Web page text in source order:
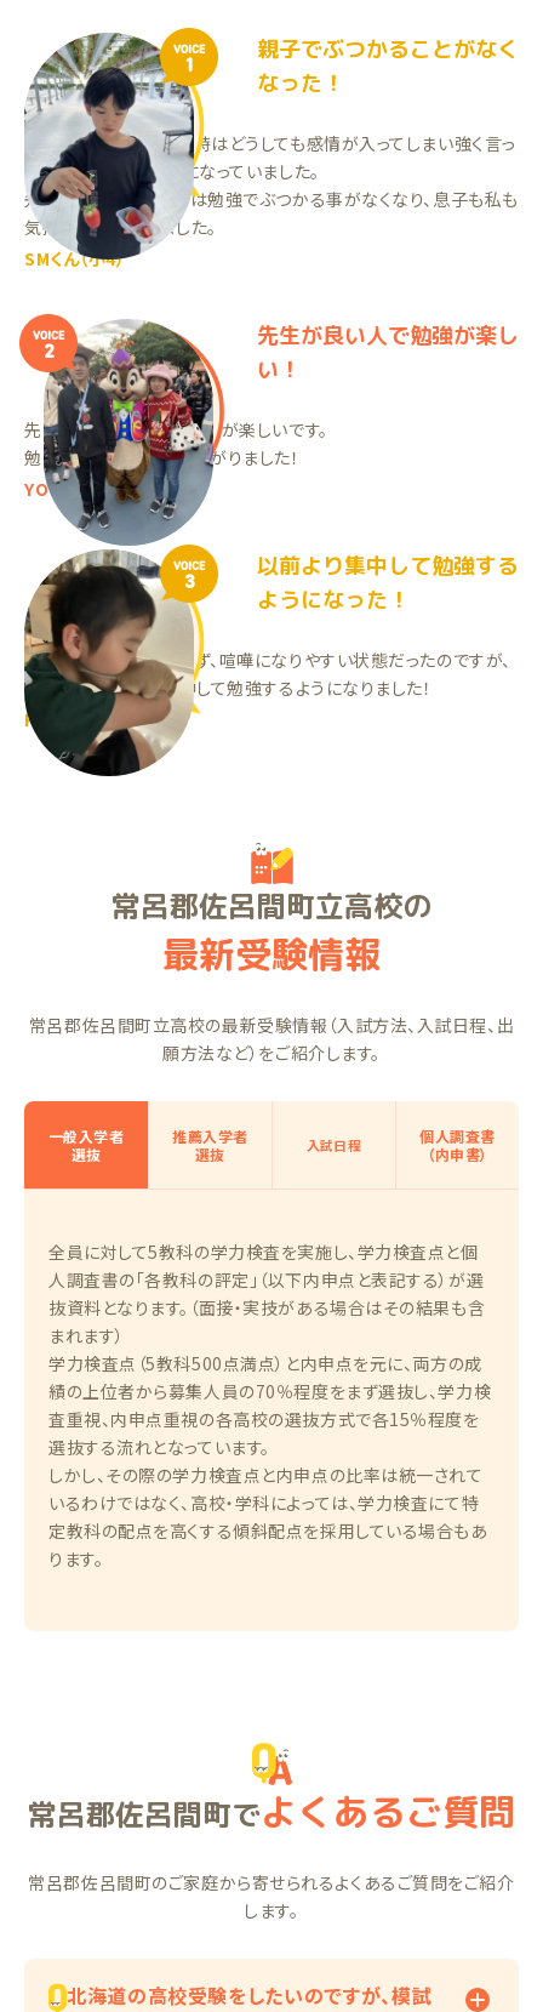
VOICE
1
親子でぶつかることがなく
なった！
母が勉強を教えていた時はどうしても感情が入ってしまい強く言っ
てしまったりして喧嘩になっていました。
先生にお願いしてからは勉強でぶつかる事がなくなり、息子も私も
気持ちが楽になりました。
SMくん（小4）
VOICE
2
先生が良い人で勉強が楽し
い！
先生がいい人なので、勉強が楽しいです。
勉強に対してやる気が上がりました！
YOくん（中3）
VOICE
3
以前より集中して勉強する
ようになった！
親が教えないと勉強せず、喧嘩になりやすい状態だったのですが、
1対1だと以前より集中して勉強するようになりました！
KHくん（小5）
常呂郡佐呂間町立高校の
最新受験情報
常呂郡佐呂間町立高校の最新受験情報（入試方法、入試日程、出
願方法など）をご紹介します。
一般入学者
選抜
推薦入学者
選抜
入試日程
個人調査書
（内申書）
全員に対して5教科の学力検査を実施し、学力検査点と個
人調査書の「各教科の評定」（以下内申点と表記する）が選
抜資料となります。（面接・実技がある場合はその結果も含
まれます）
学力検査点（5教科500点満点）と内申点を元に、両方の成
績の上位者から募集人員の70％程度をまず選抜し、学力検
査重視、内申点重視の各高校の選抜方式で各15％程度を
選抜する流れとなっています。
しかし、その際の学力検査点と内申点の比率は統一されて
いるわけではなく、高校・学科によっては、学力検査にて特
定教科の配点を高くする傾斜配点を採用している場合もあ
ります。
常呂郡佐呂間町でよくあるご質問
常呂郡佐呂間町のご家庭から寄せられるよくあるご質問をご紹介
します。
北海道の高校受験をしたいのですが、模試